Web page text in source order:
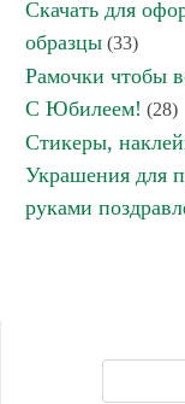
Скачать для
образцы (33)
Рамочки чтобы
С Юбилеем! (28)
Стикеры,
Украшения для
руками